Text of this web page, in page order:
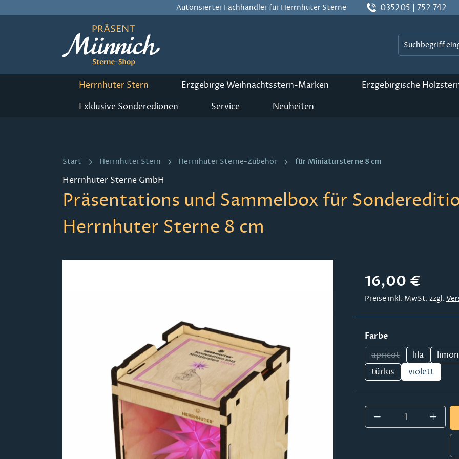
Autorisierter Fachhändler für Herrnhuter Sterne 035205 | 752 742
Herrnhuter Stern Erzgebirge Weihnachtsstern-Marken Erzgebirgische
Exklusive Sonderedionen Service Neuheiten
Start Herrnhuter Stern Herrnhuter Sterne-Zubehör für Miniatursterne 8 cm
Herrnhuter Sterne GmbH
Präsentations und Sammelbox für
Herrnhuter Sterne 8 cm
Regulärer Preis:
16,00 €
Preise inkl. MwSt. zzgl.
Farbeauswählen
apricot
(Diese Option ist
lila
türkis
violett
Produkt